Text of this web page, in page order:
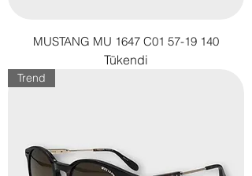
MUSTANG MU 1647 C01 57-19 140
Tükendi
Trend